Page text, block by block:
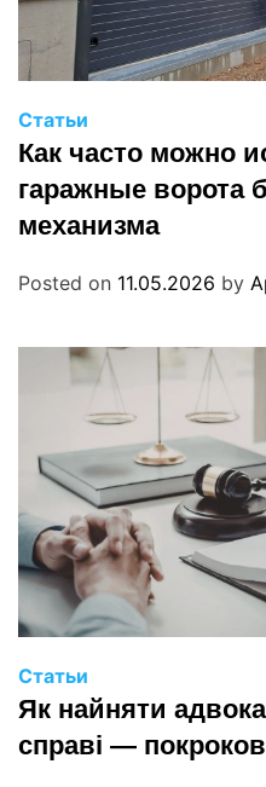
Статьи
Как часто можно
гаражные ворота
механизма
Posted on 11.05.2026 by
Статьи
Як найняти
справі —